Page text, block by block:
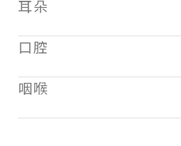
耳朵
口腔
咽喉